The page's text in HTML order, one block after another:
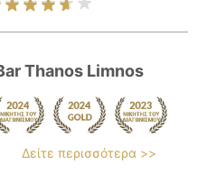
Thanos Limnos
Δείτε περισσότερα >>